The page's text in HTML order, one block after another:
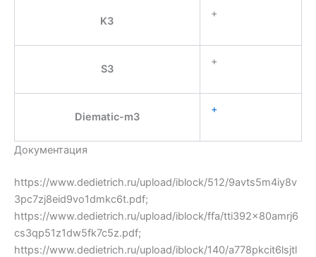
K3
+
S3
+
Diematic-m3
+
Документация
https://www.dedietrich.ru/upload/iblock/512/9avts5m4iy8v
3pc7zj8eid9vo1dmkc6t.pdf;
https://www.dedietrich.ru/upload/iblock/ffa/tti392x80amrj6
cs3qp51z1dw5fk7c5z.pdf;
https://www.dedietrich.ru/upload/iblock/140/a778pkcit6lsjtl